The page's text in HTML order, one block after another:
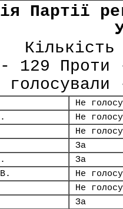
Партії
129 Проти
Не
Не
Не
За
За
Не
Не
За